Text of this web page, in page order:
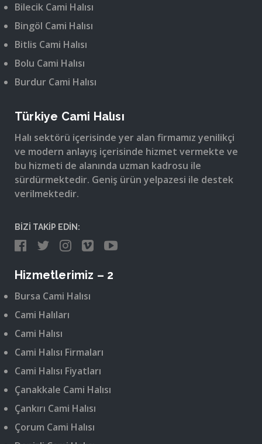
Bilecik Cami Halısı
Bingöl Cami Halısı
Bitlis Cami Halısı
Bolu Cami Halısı
Burdur Cami Halısı
Türkiye Cami Halısı
Halı sektörü içerisinde yer alan firmamız yenilikçi
ve modern anlayış içerisinde hizmet vermekte ve
bu hizmeti de alanında uzman kadrosu ile
sürdürmektedir. Geniş ürün yelpazesi ile destek
verilmektedir.
BİZİ TAKİP EDİN:
Hizmetlerimiz – 2
Bursa Cami Halısı
Cami Halıları
Cami Halısı
Cami Halısı Firmaları
Cami Halısı Fiyatları
Çanakkale Cami Halısı
Çankırı Cami Halısı
Çorum Cami Halısı